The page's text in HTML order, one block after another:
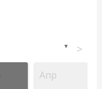
▼ >
Апр